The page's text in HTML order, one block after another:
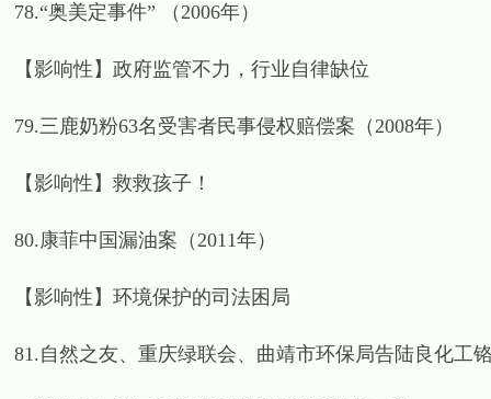
78.“奥美定事件” （2006年）
【影响性】政府监管不力，行业自律缺位
79.三鹿奶粉63名受害者民事侵权赔偿案（2008年）
【影响性】救救孩子！
80.康菲中国漏油案（2011年）
【影响性】环境保护的司法困局
81.自然之友、重庆绿联会、曲靖市环保局告陆良化工